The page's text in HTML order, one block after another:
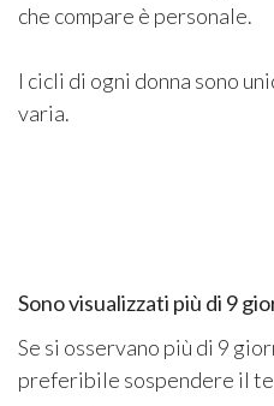
che compare è personale.
I cicli di ogni donna sono
varia.
Sono visualizzati più di 9
Se si osservano più di 9
preferibile sospendere il